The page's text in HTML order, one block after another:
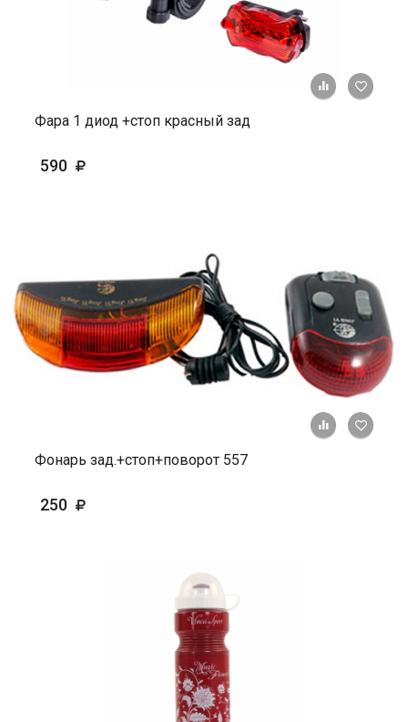
+ К
Фара 1 диод +стоп красный зад
590
+ К
Фонарь зад.+стоп+поворот 557
250